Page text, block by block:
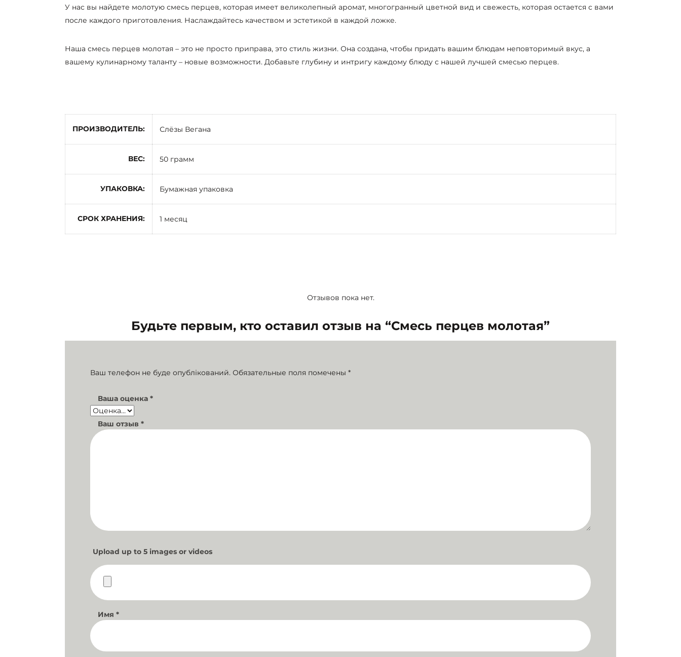
У нас вы найдете молотую смесь перцев, которая имеет великолепный аромат, многогранный цветной вид и свежесть, которая остается с вами
после каждого приготовления. Наслаждайтесь качеством и эстетикой в каждой ложке.
Наша смесь перцев молотая – это не просто приправа, это стиль жизни. Она создана, чтобы придать вашим блюдам неповторимый вкус, а
вашему кулинарному таланту – новые возможности. Добавьте глубину и интригу каждому блюду с нашей лучшей смесью перцев.
ПРОИЗВОДИТЕЛЬ Слёзы Вегана
ВЕС 50 грамм
УПАКОВКА Бумажная упаковка
СРОК ХРАНЕНИЯ 1 месяц
Отзывов пока нет.
Будьте первым, кто оставил отзыв на “Смесь перцев молотая”
Ваш телефон не буде опублікований. Обязательные поля помечены *
Ваша оценка *
Ваш отзыв *
Upload up to 5 images or videos
Имя *